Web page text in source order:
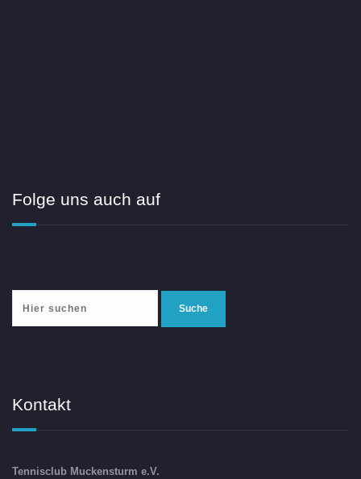
Folge uns auch auf
Kontakt
Tennisclub Muckensturm e.V.